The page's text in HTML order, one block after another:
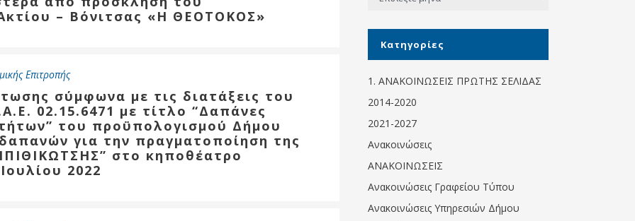
περιβάλλον
Παιδικοί σταθμοί
Πολιτική
προστασία
παντοπωλείο
Kοινωνικό
Πρόγραμμα
Φροντίδας
Ηλικιωμένων
(Κ.Η.Φ.Η.) Πρέβεζας
– Βόνιτσας «Η ΘΕΟΤΟΚΟΣ»
Επιτροπής
σύμφωνα με τις διατάξεις του
02.15.6471 με τίτλο “Δαπάνες
του προϋπολογισμού Δήμου
δαπανών για την πραγματοποίηση της
στο κηποθέατρο
2022
Kατηγορίες
1. ΑΝΑΚΟΙΝΩΣΕΙΣ ΠΡΩΤΗΣ ΣΕΛΙΔΑΣ
2014-2020
2021-2027
Ανακοινώσεις
ΑΝΑΚΟΙΝΩΣΕΙΣ
Ανακοινώσεις Γραφείου Τύπου
Ανακοινώσεις Υπηρεσιών Δήμου